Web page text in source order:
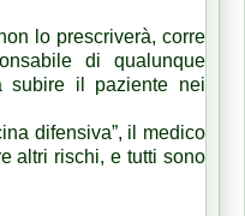
lo prescriverà, corre
di qualunque
subire il paziente nei
difensiva”, il medico
altri rischi, e tutti sono